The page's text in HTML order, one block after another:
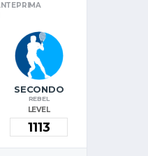
SECONDO
REBEL
LEVEL